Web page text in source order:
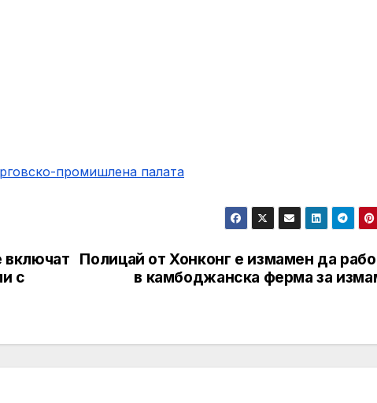
промишлена палaта
Полицай от Хонконг е измамен да
в камбоджанска ферма за
включат
с